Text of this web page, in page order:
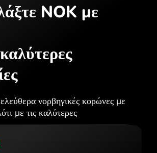
NOK με
νορβηγικές κορώνες με
με τις καλύτερες